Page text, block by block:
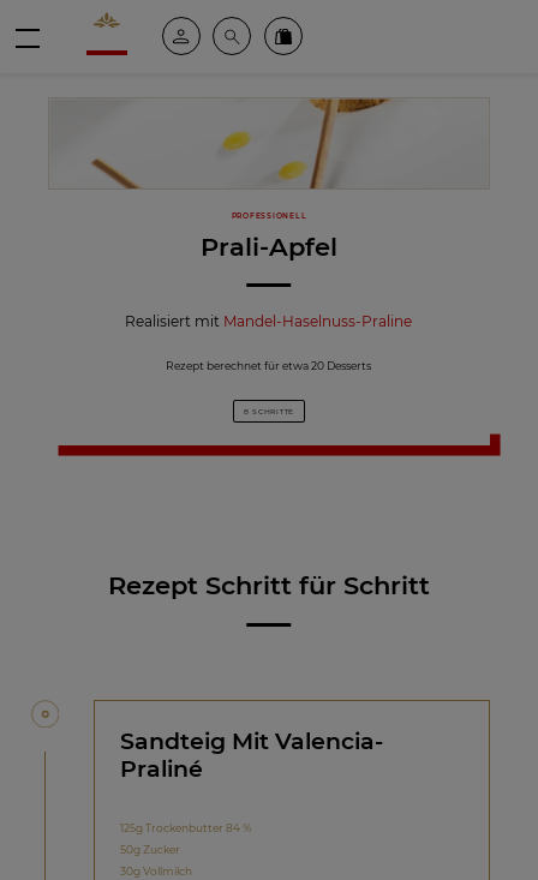
Valrhona - Imaginons le meilleur du chocolat
Mein kontoSuche Valrhona Collection
PROFESSIONELL
Prali-Apfel
Realisiert mit Mandel-Haselnuss-Praline
Rezept berechnet für etwa 20 Desserts
8 SCHRITTE
Rezept Schritt für Schritt
Sandteig Mit Valencia-
Praliné
125g Trockenbutter 84 %
50g Zucker
30g Vollmilch